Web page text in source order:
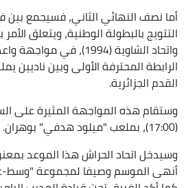
أما نصف النهائي الثاني، فسيجمع بين
واتحاد الشاوية (1994)، في
الرابطة المحترفة الأولى وبين ناديين
القدم الجزائرية.
وستقام هذه المواجهة المثيرة على
وسيدخل اتحاد الحراش هذا الموعد